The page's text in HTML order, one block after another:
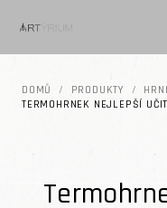
DOMŮ / PRODUKTY /
TERMOHRNEK NEJLEPŠÍ